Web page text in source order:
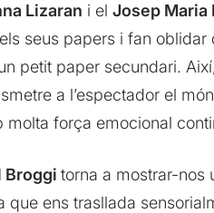
Lizaran i el Josep Maria
seus papers i fan
petit paper secundari.
a l’espectador el
molta força emocional
Broggi torna a mostrar-nos
que ens trasllada